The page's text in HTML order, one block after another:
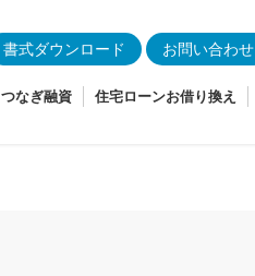
書式ダウンロード お問い合わせ
つなぎ融資 住宅ローンお借り換え